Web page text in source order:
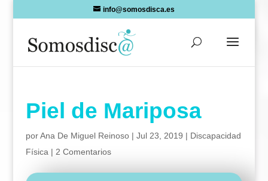
info@somosdisca.es
Piel de Mariposa
porAna De Miguel Reinoso| Jul 23, 2019 | Discapacidad
Física | 2 Comentarios